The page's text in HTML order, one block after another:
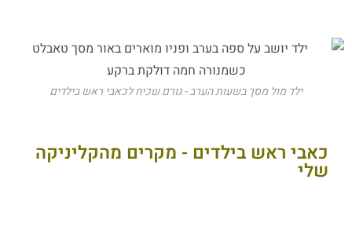
ילד מול מסך בשעות הערב - גורם שכיח לכאבי ראש בילדים
כאבי ראש בילדים - מקרים מהקליניקה
שלי